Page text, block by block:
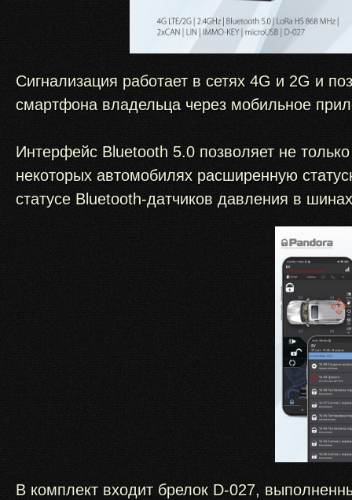
Сигнализация работает в сетях 4G и 2G и
смартфона владельца через мобильное
Интерфейс Bluetooth 5.0 позволяет не
некоторых автомобилях расширенную
статусе Bluetooth-датчиков давления в
В комплект входит брелок D-027,